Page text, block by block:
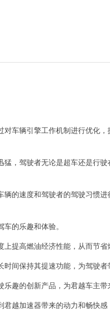
车辆引擎工作机制进行优化，
，驾驶者无论是超车还是行驶
的速度和驾驶者的驾驶习惯进
的乐趣和体验。
高燃油经济性能，从而节省
保持其提速功能，为驾驶者
的创新产品，为君越车主带
加速器带来的动力和畅快感